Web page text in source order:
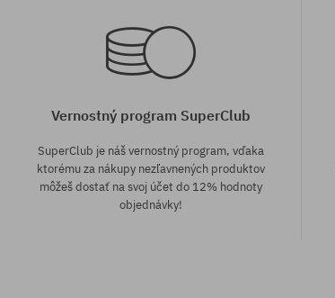
Vernostný program SuperClub
SuperClub je náš vernostný program, vďaka
ktorému za nákupy nezľavnených produktov
môžeš dostať na svoj účet do 12% hodnoty
objednávky!